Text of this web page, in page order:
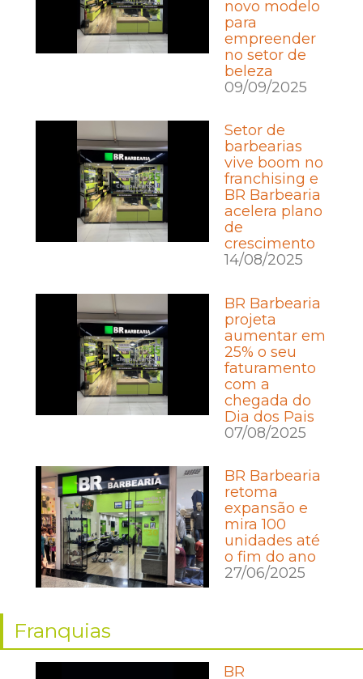
novo modelo
para
empreender
no setor de
beleza
09/09/2025
Setor de
barbearias
vive boom no
franchising e
BR Barbearia
acelera plano
de
crescimento
14/08/2025
BR Barbearia
projeta
aumentar em
25% o seu
faturamento
com a
chegada do
Dia dos Pais
07/08/2025
BR Barbearia
retoma
expansão e
mira 100
unidades até
o fim do ano
27/06/2025
Franquias
BR